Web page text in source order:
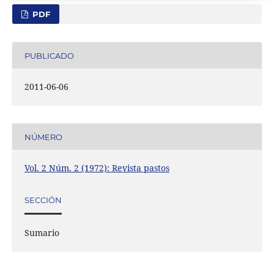
PDF
PUBLICADO
2011-06-06
NÚMERO
Vol. 2 Núm. 2 (1972): Revista pastos
SECCIÓN
Sumario